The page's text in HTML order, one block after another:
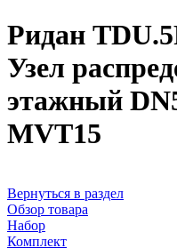
Ридан
Узел
этажный
MVT15
Вернуться в раздел
Обзор товара
Набор
Комплект